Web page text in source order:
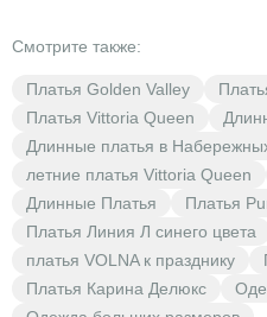
доступным ценам, которые
качественными нарядами от
Смотрите также:
Платья Golden Valley
Платья Vittoria Queen
Длинные платья в
летние платья Vittoria Queen
Длинные Платья
Платья
Платья Линия Л синего цвета
платья VOLNA к празднику
Платья Карина Делюкс